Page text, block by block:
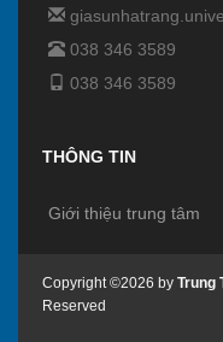
038 346 3589
038 346 3589
THÔNG TIN
Giới thiệu trung tâm
Copyright ©2026 by Trung
Reserved